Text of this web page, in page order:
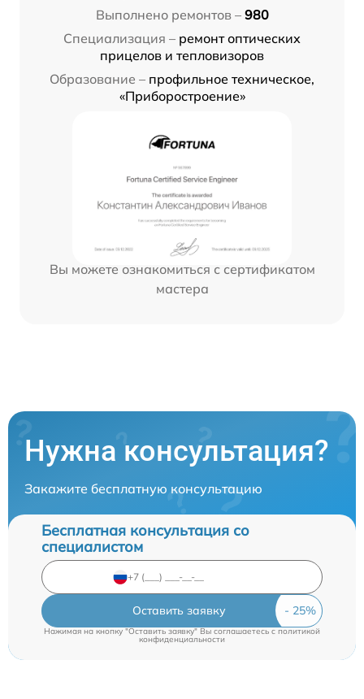
Выполнено ремонтов – 980
Специализация – ремонт оптических
прицелов и тепловизоров
Образование – профильное техническое,
«Приборостроение»
Вы можете ознакомиться с сертификатом
мастера
Нужна консультация?
Закажите бесплатную консультацию
Бесплатная консультация со
специалистом
Оставить заявку
Нажимая на кнопку "Оставить заявку" Вы соглашаетесь cполитикой
конфиденциальности